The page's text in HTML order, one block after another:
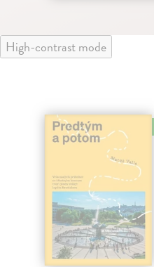
High-contrast mode